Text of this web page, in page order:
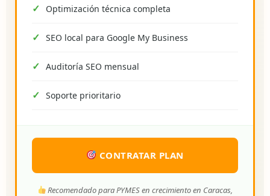
Optimización técnica completa
SEO local para Google My Business
Auditoría SEO mensual
Soporte prioritario
CONTRATAR PLAN
Recomendado para PYMES en crecimiento en Caracas,